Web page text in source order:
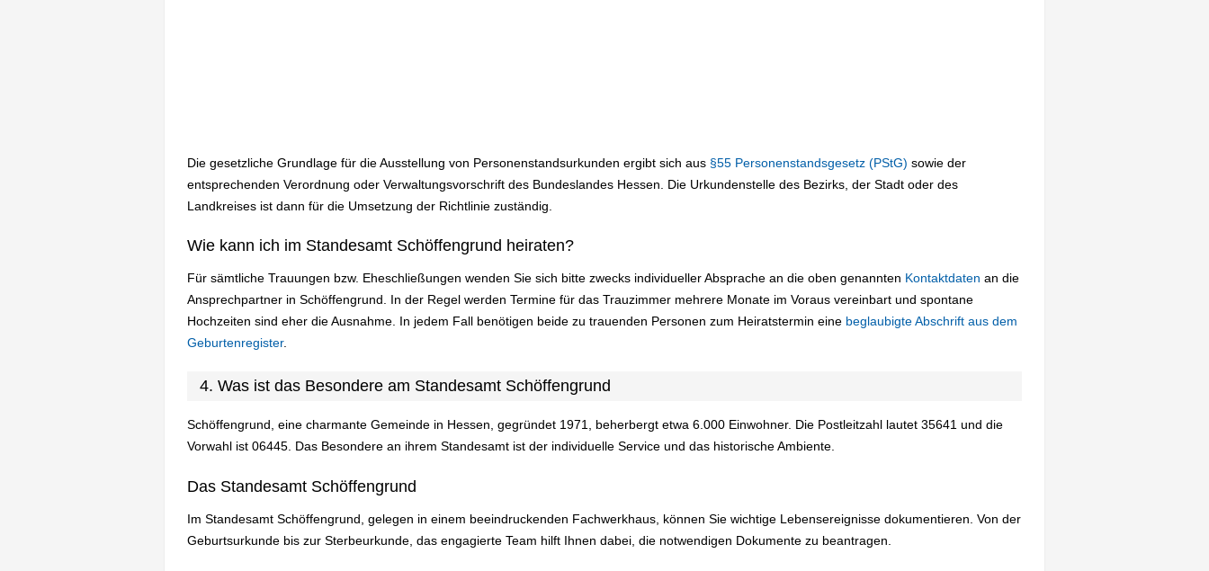
Die gesetzliche Grundlage für die Ausstellung von Personenstandsurkunden ergibt sich aus §55 Personenstandsgesetz (PStG) sowie der
entsprechenden Verordnung oder Verwaltungsvorschrift des Bundeslandes Hessen. Die Urkundenstelle des Bezirks, der Stadt oder des
Landkreises ist dann für die Umsetzung der Richtlinie zuständig.
Wie kann ich im Standesamt Schöffengrund heiraten?
Für sämtliche Trauungen bzw. Eheschließungen wenden Sie sich bitte zwecks individueller Absprache an die oben genannten Kontaktdaten an die
Ansprechpartner in Schöffengrund. In der Regel werden Termine für das Trauzimmer mehrere Monate im Voraus vereinbart und spontane
Hochzeiten sind eher die Ausnahme. In jedem Fall benötigen beide zu trauenden Personen zum Heiratstermin eine beglaubigte Abschrift aus dem
Geburtenregister.
4. Was ist das Besondere am Standesamt Schöffengrund
Schöffengrund, eine charmante Gemeinde in Hessen, gegründet 1971, beherbergt etwa 6.000 Einwohner. Die Postleitzahl lautet 35641 und die
Vorwahl ist 06445. Das Besondere an ihrem Standesamt ist der individuelle Service und das historische Ambiente.
Das Standesamt Schöffengrund
Im Standesamt Schöffengrund, gelegen in einem beeindruckenden Fachwerkhaus, können Sie wichtige Lebensereignisse dokumentieren. Von der
Geburtsurkunde bis zur Sterbeurkunde, das engagierte Team hilft Ihnen dabei, die notwendigen Dokumente zu beantragen.